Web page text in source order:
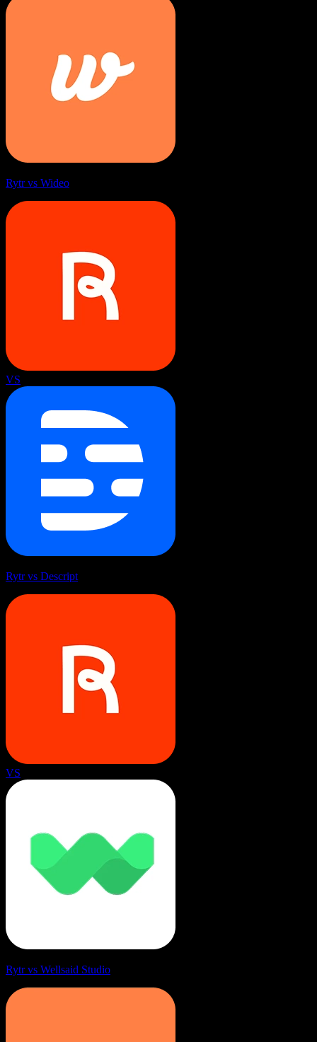
Rytr vs Wideo
VS
Rytr vs Descript
VS
Rytr vs Wellsaid Studio